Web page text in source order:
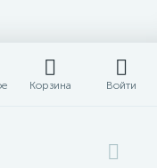
Корзина Войти